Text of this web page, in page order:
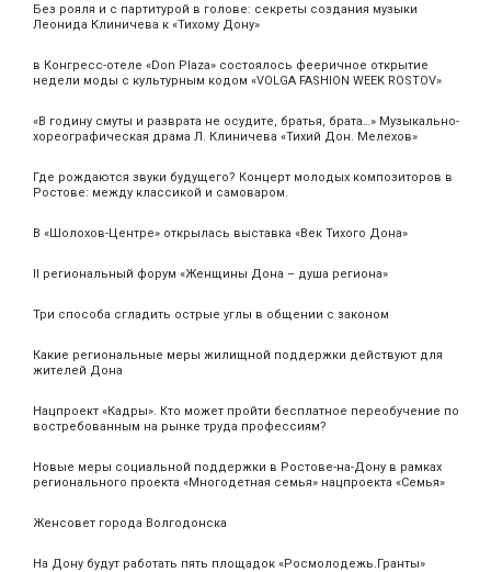
Без рояля и с партитурой в голове: секреты создания музыки
Леонида Клиничева к «Тихому Дону»
в Конгресс-отеле «Don Plaza» состоялось фееричное открытие
недели моды с культурным кодом «VOLGA FASHION WEEK ROSTOV»
«В годину смуты и разврата не осудите, братья, брата…» Музыкально-
хореографическая драма Л. Клиничева «Тихий Дон. Мелехов»
Где рождаются звуки будущего? Концерт молодых композиторов в
Ростове: между классикой и самоваром.
В «Шолохов-Центре» открылась выставка «Век Тихого Дона»
II региональный форум «Женщины Дона – душа региона»
Три способа сгладить острые углы в общении с законом
Какие региональные меры жилищной поддержки действуют для
жителей Дона
Нацпроект «Кадры». Кто может пройти бесплатное переобучение по
востребованным на рынке труда профессиям?
Новые меры социальной поддержки в Ростове-на-Дону в рамках
регионального проекта «Многодетная семья» нацпроекта «Семья»
Женсовет города Волгодонска
На Дону будут работать пять площадок «Росмолодежь.Гранты»